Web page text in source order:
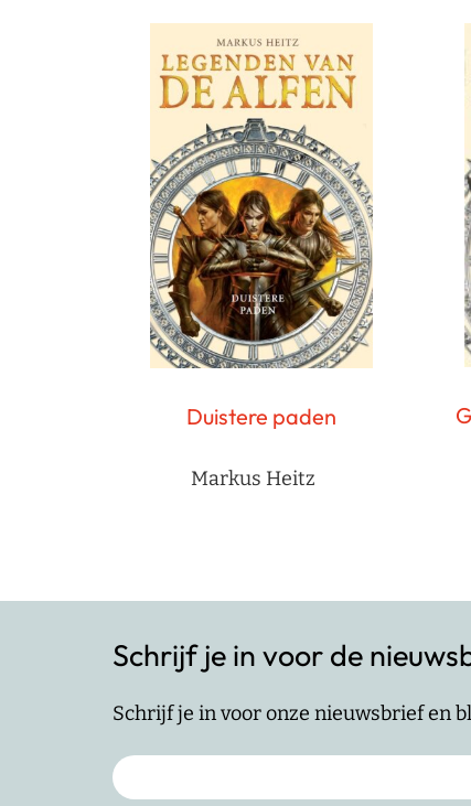
Duistere paden
Markus Heitz
Schrijf je in voor de
Schrijf je in voor onze nieuwsbrief en